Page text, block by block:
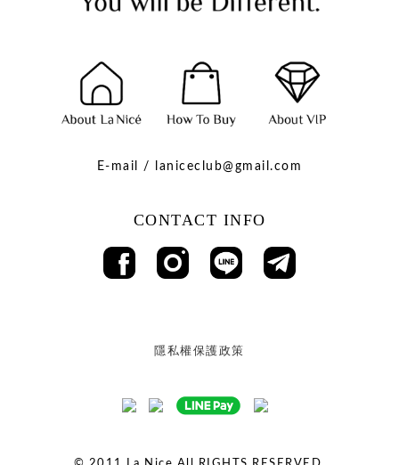
E-mail / laniceclub@gmail.com
CONTACT INFO
隱私權保護政策